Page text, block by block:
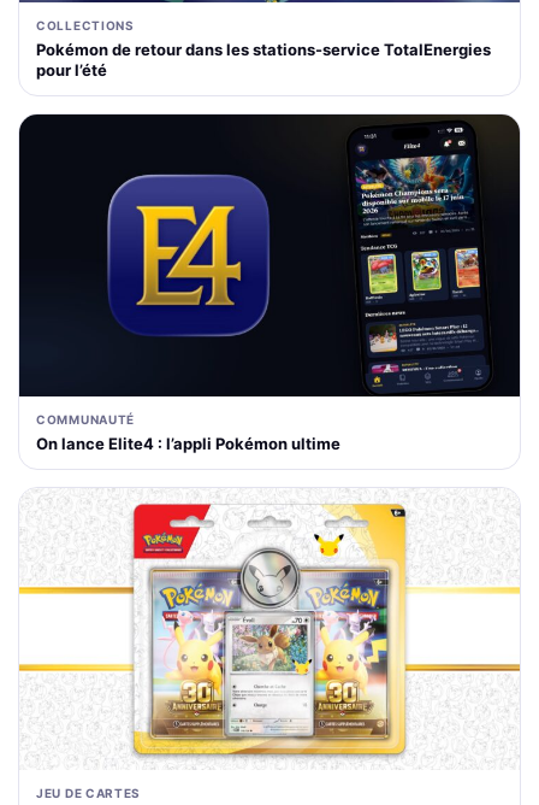
COLLECTIONS
Pokémon de retour dans les stations-service TotalEnergies
pour l’été
COMMUNAUTÉ
On lance Elite4 : l’appli Pokémon ultime
JEU DE CARTES